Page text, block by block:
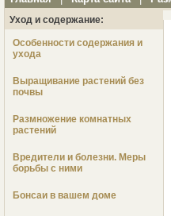
Уход и содержание:
Особенности содержания и
ухода
Выращивание растений без
почвы
Размножение комнатных
растений
Вредители и болезни. Меры
борьбы с ними
Бонсаи в вашем доме